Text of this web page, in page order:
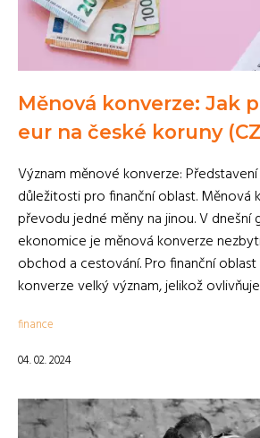
Měnová konverze: Jak
eur na české koruny
Význam měnové konverze:
důležitosti pro finanční oblast. Měnová
převodu jedné měny na jinou. V dnešní
ekonomice je měnová konverze
obchod a cestování. Pro finanční
konverze velký význam, jelikož
finance
04. 02. 2024